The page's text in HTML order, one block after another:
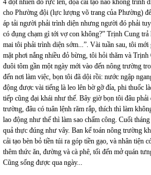
4 đột nhiên đỏ rực lên, dọa cải tạo nào không trình
cho Phường đội (lực lượng võ trang của Phường)
áp tải người phải trình diện nhưng người đó phải
có đụng chạm gì tới vợ con không?” Trịnh Cung trả
mai tôi phải trình diện sớm...”. Vài tuần sau, tôi mới
mặt phơi nắng nhiều đỏ bừng, tôi hỏi thăm và
đuôi tôm gần một ngày mới vào đến nông trường
đến nơi làm việc, bọn tôi đã dội rồi: nước ngập
động được vài tiếng là leo lên bờ gỡ đỉa, phi thuốc
tiếp cũng đại khái như thế. Bây giờ bọn tôi đâu phải
trường, đâu có tuân lệnh răm rắp, thích thì làm
lao động như thế thì làm sao chấm công. Cuối
quả thực đúng như vây. Ban kế toán nông trường
cải tạo bèn bỏ tiền túi ra góp tiền gạo, và nhân tiện
thêm thức ăn, đường và cà phê, tối đến mở quán
Cũng sống được qua ngày...